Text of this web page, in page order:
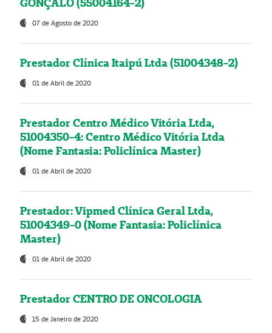
07 de Agosto de 2020
Prestador Clínica Itaipú Ltda (51004348-2)
01 de Abril de 2020
Prestador Centro Médico Vitória Ltda,
51004350-4: Centro Médico Vitória Ltda
(Nome Fantasia: Policlínica Master)
01 de Abril de 2020
Prestador: Vipmed Clínica Geral Ltda,
51004349-0 (Nome Fantasia: Policlínica
Master)
01 de Abril de 2020
Prestador CENTRO DE ONCOLOGIA
15 de Janeiro de 2020